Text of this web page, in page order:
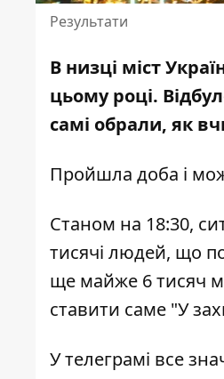
Результати
В низці міст
цьому році.
самі обрали, як
Пройшла доба і
Станом на 18:30,
тисячі людей, що
ще майже 6 тисяч
ставити саме "У
У телеграмі все